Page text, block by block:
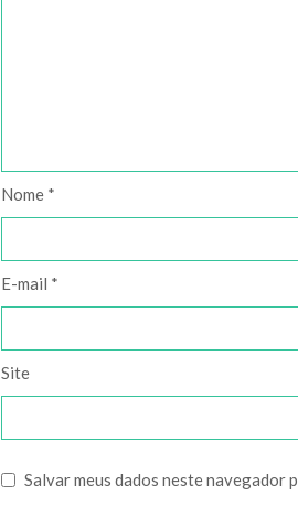
Nome *
E-mail *
Site
Salvar meus dados neste navegador